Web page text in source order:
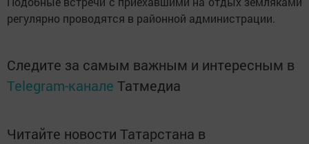
регулярно проводятся в районной администрации.
Следите за самым важным и интересным в
Telegram-канале Татмедиа
Читайте новости Татарстана в